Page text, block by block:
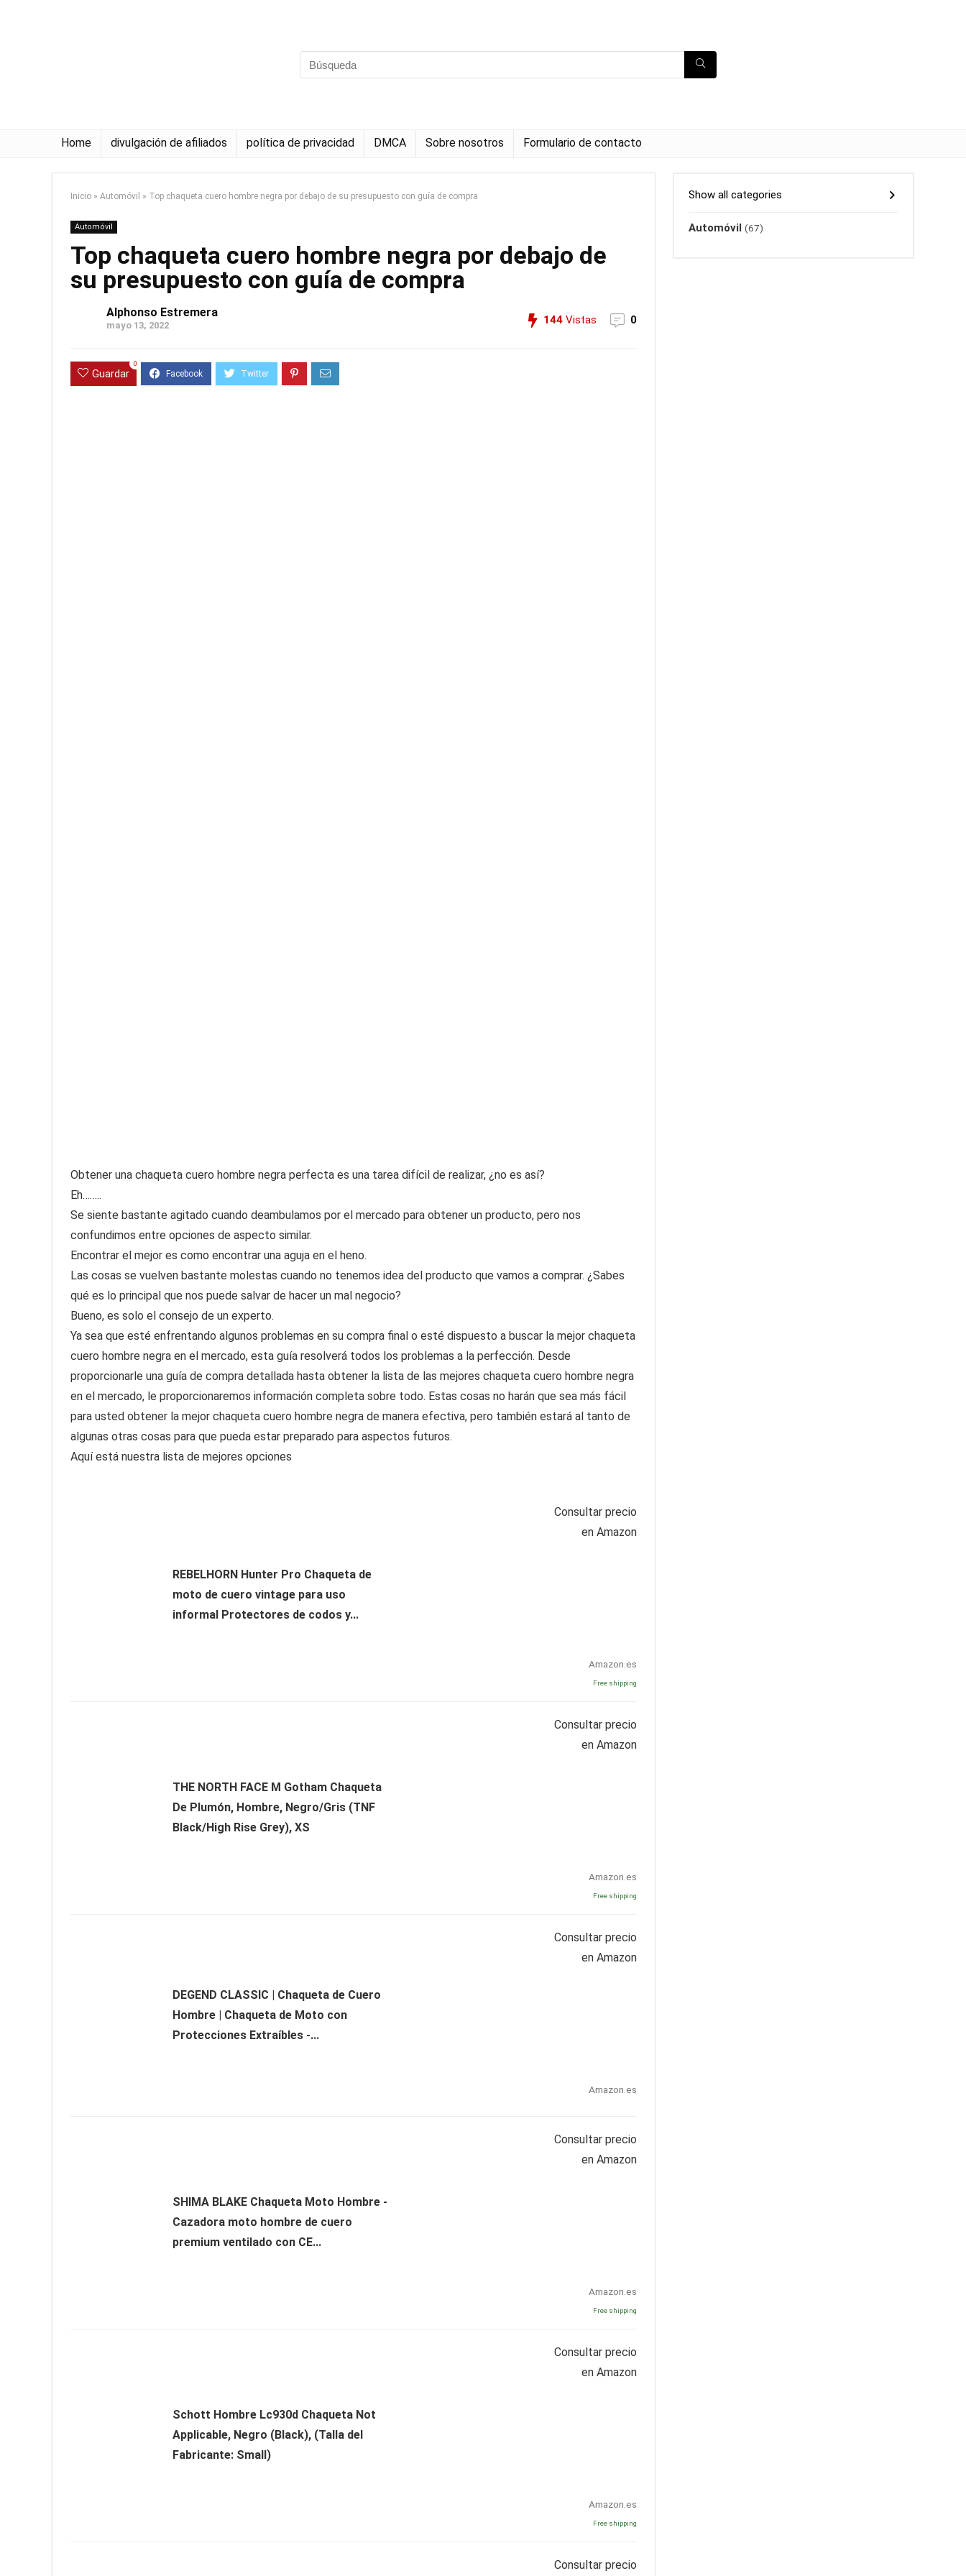
Home divulgación de afiliados política de privacidad DMCA Sobre nosotros Formulario de contacto
Inicio » Automóvil » Top chaqueta cuero hombre negra por debajo de su presupuesto con guía de compra
Automóvil
Top chaqueta cuero hombre negra por debajo de
su presupuesto con guía de compra
Alphonso Estremera
mayo 13, 2022 144 Vistas 0
Guardar
0
Obtener una chaqueta cuero hombre negra perfecta es una tarea difícil de realizar, ¿no es así?
Eh……..
Se siente bastante agitado cuando deambulamos por el mercado para obtener un producto, pero nos
confundimos entre opciones de aspecto similar.
Encontrar el mejor es como encontrar una aguja en el heno.
Las cosas se vuelven bastante molestas cuando no tenemos idea del producto que vamos a comprar. ¿Sabes
qué es lo principal que nos puede salvar de hacer un mal negocio?
Bueno, es solo el consejo de un experto.
Ya sea que esté enfrentando algunos problemas en su compra final o esté dispuesto a buscar la mejor chaqueta
cuero hombre negra en el mercado, esta guía resolverá todos los problemas a la perfección. Desde
proporcionarle una guía de compra detallada hasta obtener la lista de las mejores chaqueta cuero hombre negra
en el mercado, le proporcionaremos información completa sobre todo. Estas cosas no harán que sea más fácil
para usted obtener la mejor chaqueta cuero hombre negra de manera efectiva, pero también estará al tanto de
algunas otras cosas para que pueda estar preparado para aspectos futuros.
Aquí está nuestra lista de mejores opciones
REBELHORN Hunter Pro Chaqueta de
moto de cuero vintage para uso
informal Protectores de codos y...
Consultar precio
en Amazon
Amazon.es
Free shipping
THE NORTH FACE M Gotham Chaqueta
De Plumón, Hombre, Negro/Gris (TNF
Black/High Rise Grey), XS
Consultar precio
en Amazon
Amazon.es
Free shipping
DEGEND CLASSIC | Chaqueta de Cuero
Hombre | Chaqueta de Moto con
Protecciones Extraíbles -...
Consultar precio
en Amazon
Amazon.es
SHIMA BLAKE Chaqueta Moto Hombre -
Cazadora moto hombre de cuero
premium ventilado con CE...
Consultar precio
en Amazon
Amazon.es
Free shipping
Schott Hombre Lc930d Chaqueta Not
Applicable, Negro (Black), (Talla del
Fabricante: Small)
Consultar precio
en Amazon
Amazon.es
Free shipping
Consultar precio
Show all categories
Automóvil (67)